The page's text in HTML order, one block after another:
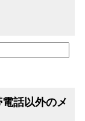
話以外のメ